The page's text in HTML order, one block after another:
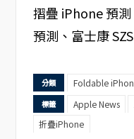
摺疊 iPhone 預
預測、富士康
分類 Foldable
標籤 Apple News
折疊iPhone